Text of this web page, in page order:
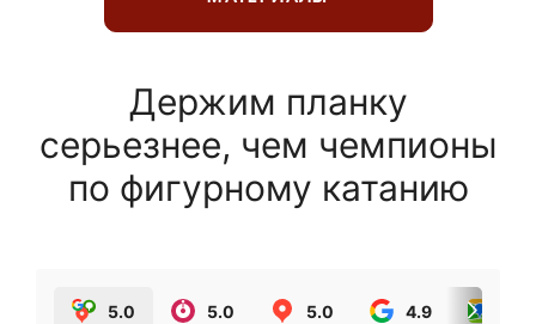
Держим планку
серьезнее, чем чемпионы
по фигурному катанию
5.0 5.0 5.0 4.9